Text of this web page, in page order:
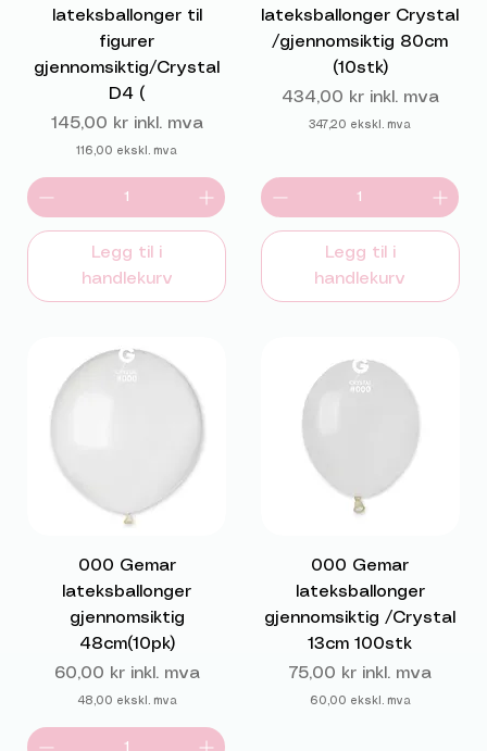
lateksballonger til
figurer
gjennomsiktig/Crystal
D4 (
Pris
145,00 kr inkl. mva
116,00 ekskl. mva
Legg til i
handlekurv
lateksballonger Crystal
/gjennomsiktig 80cm
(10stk)
Pris
434,00 kr inkl. mva
347,20 ekskl. mva
Legg til i
handlekurv
000 Gemar
lateksballonger
gjennomsiktig
48cm(10pk)
Pris
60,00 kr inkl. mva
48,00 ekskl. mva
000 Gemar
lateksballonger
gjennomsiktig /Crystal
13cm 100stk
Pris
75,00 kr inkl. mva
60,00 ekskl. mva